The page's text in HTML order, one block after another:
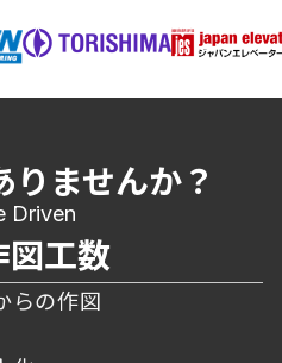
りませんか？
Driven
図工数
らの作図